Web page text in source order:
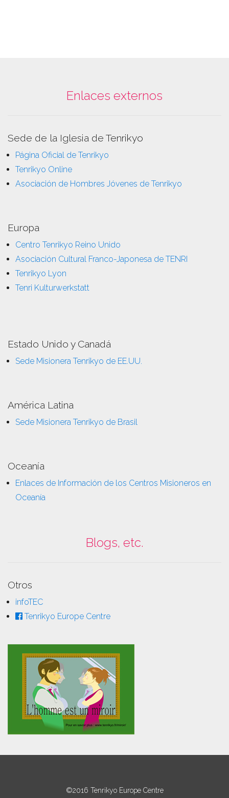
Enlaces externos
Sede de la Iglesia de Tenrikyo
Página Oficial de Tenrikyo
Tenrikyo Online
Asociación de Hombres Jóvenes de Tenrikyo
Europa
Centro Tenrikyo Reino Unido
Asociación Cultural Franco-Japonesa de TENRI
Tenrikyo Lyon
Tenri Kulturwerkstatt
Estado Unido y Canadá
Sede Misionera Tenrikyo de EE.UU.
América Latina
Sede Misionera Tenrikyo de Brasil
Oceanía
Enlaces de Información de los Centros Misioneros en
Oceanía
Blogs, etc.
Otros
infoTEC
Tenrikyo Europe Centre
©2016 Tenrikyo Europe Centre